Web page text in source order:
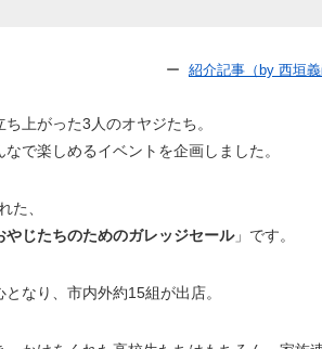
ー 紹介記事（by 西垣義
上がった3人のオヤジたち。
で楽しめるイベントを企画しました。
た、
じたちのためのガレッジセール」です。
なり、市内外約15組が出店。